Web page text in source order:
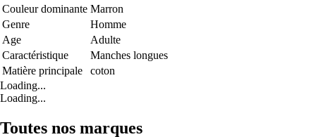
Couleur dominante Marron
Genre
Homme
Age
Adulte
Caractéristique
Manches longues
Matière principale
coton
Loading...
Loading...
Toutes nos marques